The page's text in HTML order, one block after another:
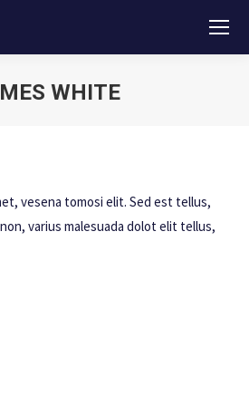
WHITE
vesena tomosi elit. Sed est tellus,
varius malesuada dolot elit tellus,